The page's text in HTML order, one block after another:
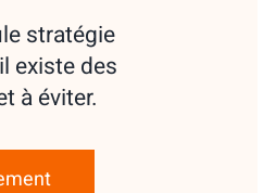
stratégie
existe des
à éviter.